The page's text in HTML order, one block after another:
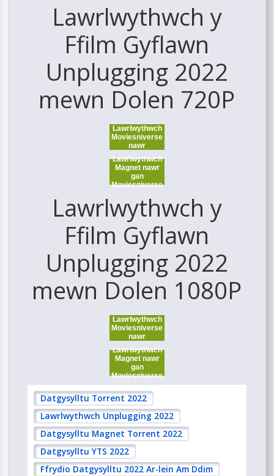
Lawrlwythwch y
Ffilm Gyflawn
Unplugging 2022
mewn Dolen 720P
Lawrlwythwch
Moviesniverse
nawr
Lawrlwythwch
Magnet nawr
gan
Moviesniverse
Lawrlwythwch y
Ffilm Gyflawn
Unplugging 2022
mewn Dolen 1080P
Lawrlwythwch
Moviesniverse
nawr
Lawrlwythwch
Magnet nawr
gan
Moviesniverse
Datgysylltu Torrent 2022
Lawrlwythwch Unplugging 2022
Datgysylltu Magnet Torrent 2022
Datgysylltu YTS ​​2022
Ffrydio Datgysylltu 2022 Ar-lein Am Ddim